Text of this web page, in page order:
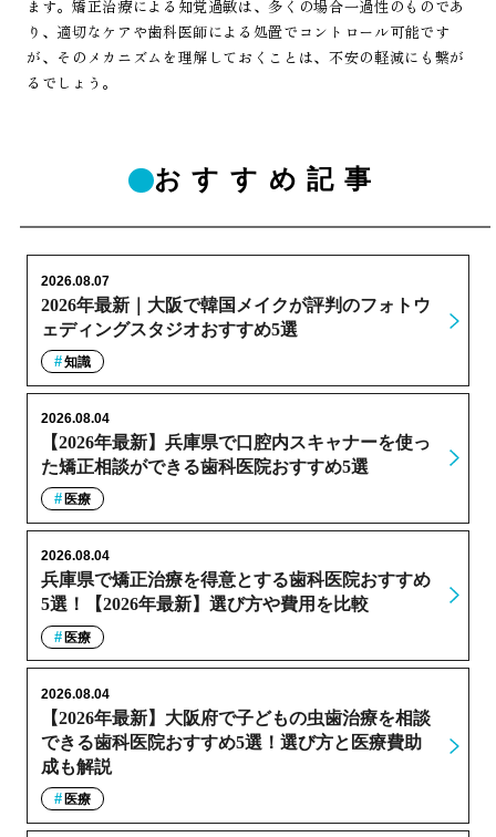
ます。矯正治療による知覚過敏は、多くの場合一過性のものであ
り、適切なケアや歯科医師による処置でコントロール可能です
が、そのメカニズムを理解しておくことは、不安の軽減にも繋が
るでしょう。
おすすめ記事
2026年最新｜大阪で韓国メイクが評判のフォトウ
ェディングスタジオおすすめ5選
2026.08.07
知識
【2026年最新】兵庫県で口腔内スキャナーを使っ
た矯正相談ができる歯科医院おすすめ5選
2026.08.04
医療
兵庫県で矯正治療を得意とする歯科医院おすすめ
5選！【2026年最新】選び方や費用を比較
2026.08.04
医療
【2026年最新】大阪府で子どもの虫歯治療を相談
できる歯科医院おすすめ5選！選び方と医療費助
成も解説
2026.08.04
医療